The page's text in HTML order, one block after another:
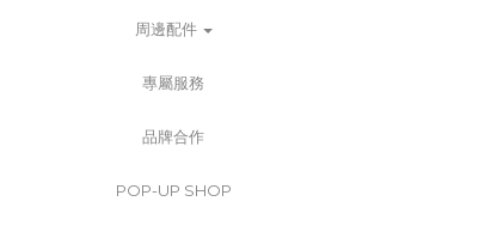
周邊配件
專屬服務
品牌合作
POP-UP SHOP